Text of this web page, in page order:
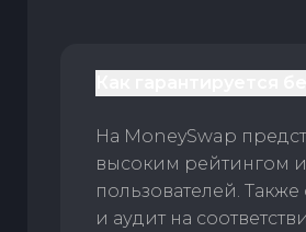
На MoneySwap
высоким рейтингом
пользователей.
и аудит на